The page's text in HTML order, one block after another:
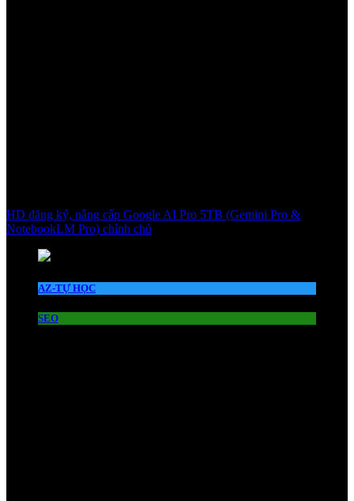
HD đăng ký, nâng cấp Google AI Pro 5TB (Gemini Pro &
NotebookLM Pro) chính chủ
AZ-TỰ HỌC
SEO